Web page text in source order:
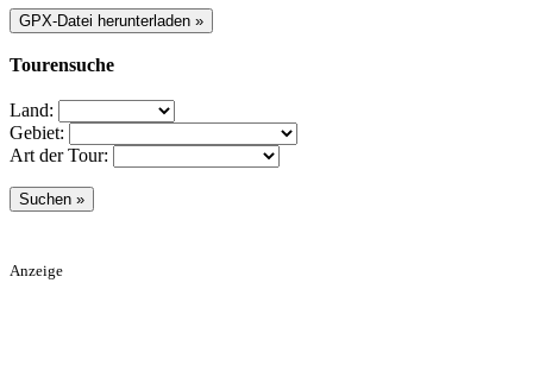
Tourensuche
Land:
Gebiet:
Art der Tour:
Anzeige